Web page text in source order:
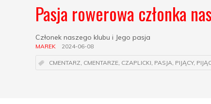
Pasja rowerowa członka
Członek naszego klubu i Jego pasja
MAREK 2024-06-08
CMENTARZ, CMENTARZE, CZAPLICKI, PASJA, PIJĄCY,